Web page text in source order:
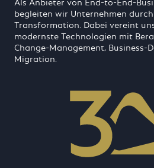
begleiten wir Unternehmen
Transformation. Dabei vereint
modernste Technologien mit
Change-Management, Business-
Migration.